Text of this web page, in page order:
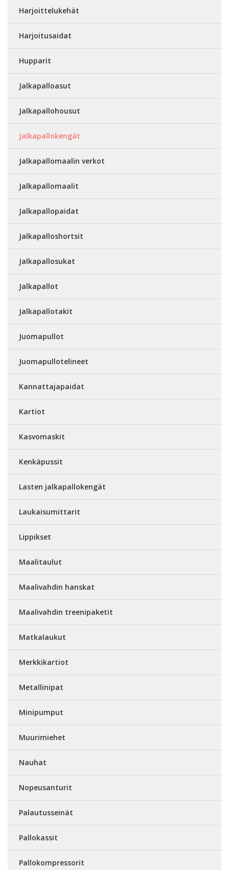
Harjoittelukehät
Harjoitusaidat
Hupparit
Jalkapalloasut
Jalkapallohousut
Jalkapallokengät
Jalkapallomaalin verkot
Jalkapallomaalit
Jalkapallopaidat
Jalkapalloshortsit
Jalkapallosukat
Jalkapallot
Jalkapallotakit
Juomapullot
Juomapullotelineet
Kannattajapaidat
Kartiot
Kasvomaskit
Kenkäpussit
Lasten jalkapallokengät
Laukaisumittarit
Lippikset
Maalitaulut
Maalivahdin hanskat
Maalivahdin treenipaketit
Matkalaukut
Merkkikartiot
Metallinipat
Minipumput
Muurimiehet
Nauhat
Nopeusanturit
Palautusseinät
Pallokassit
Pallokompressorit